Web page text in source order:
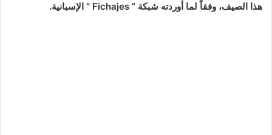
هذا الصيف، وفقاً لما أوردته شبكة ” Fichajes ” الإسبانية.